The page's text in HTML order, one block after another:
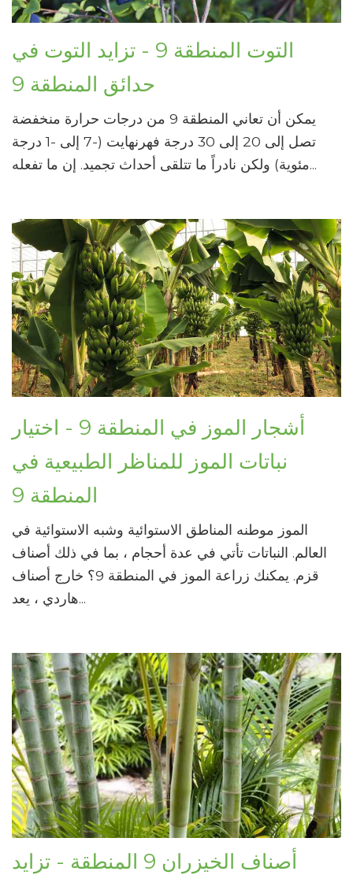
التوت المنطقة 9 - تزايد التوت في
حدائق المنطقة 9
يمكن أن تعاني المنطقة 9 من درجات حرارة منخفضة
تصل إلى 20 إلى 30 درجة فهرنهايت (-7 إلى -1 درجة
مئوية) ولكن نادراً ما تتلقى أحداث تجميد. إن ما تفعله...
أشجار الموز في المنطقة 9 - اختيار
نباتات الموز للمناظر الطبيعية في
المنطقة 9
الموز موطنه المناطق الاستوائية وشبه الاستوائية في
العالم. النباتات تأتي في عدة أحجام ، بما في ذلك أصناف
قزم. يمكنك زراعة الموز في المنطقة 9؟ خارج أصناف
هاردي ، يعد...
أصناف الخيزران 9 المنطقة - تزايد